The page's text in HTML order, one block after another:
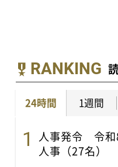
RANKING
24時間 1週間
人事発令 令和
人事（27名）